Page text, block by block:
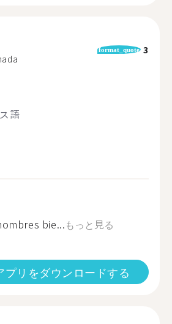
format_quote 3
語
bie...もっと見る
プリをダウンロードする